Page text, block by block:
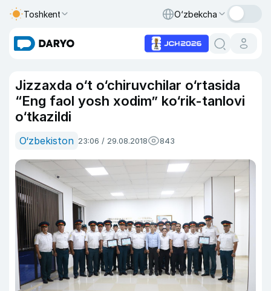
Toshkent O‘zbekcha
Jizzaxda o‘t o‘chiruvchilar o‘rtasida
“Eng faol yosh xodim” ko‘rik-tanlovi
o‘tkazildi
O‘zbekiston 23:06 / 29.08.2018 843